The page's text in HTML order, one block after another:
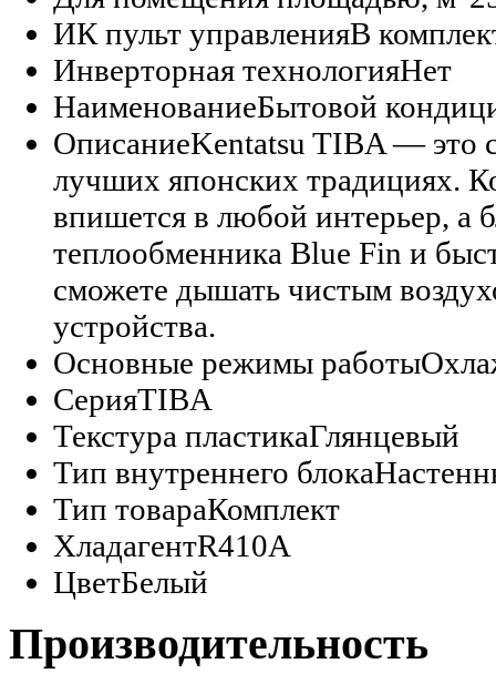
ИК пульт управленияВ
Инверторная технологияНет
НаименованиеБытовой
ОписаниеKentatsu TIBA — это
лучших японских традициях.
впишется в любой интерьер, а
теплообменника Blue Fin и
сможете дышать чистым
устройства.
Основные режимы работы
СерияTIBA
Текстура пластикаГлянцевый
Тип внутреннего блока
Тип товараКомплект
ХладагентR410A
ЦветБелый
Производительность